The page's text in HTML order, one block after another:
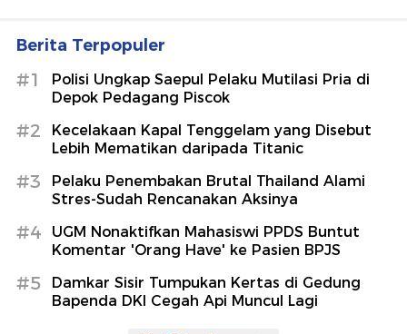
Berita Terpopuler
#1
Polisi Ungkap Saepul Pelaku Mutilasi Pria di
Depok Pedagang Piscok
#2
Kecelakaan Kapal Tenggelam yang Disebut
Lebih Mematikan daripada Titanic
#3
Pelaku Penembakan Brutal Thailand Alami
Stres-Sudah Rencanakan Aksinya
#4
UGM Nonaktifkan Mahasiswi PPDS Buntut
Komentar 'Orang Have' ke Pasien BPJS
#5
Damkar Sisir Tumpukan Kertas di Gedung
Bapenda DKI Cegah Api Muncul Lagi